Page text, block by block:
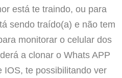
está te traindo, ou para
sendo traído(a) e não tem
monitorar o celular dos
a clonar o Whats APP
IOS, te possibilitando ver